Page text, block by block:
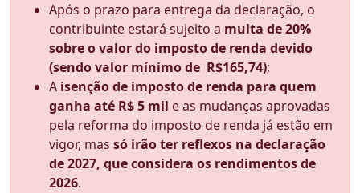
Após o prazo para entrega da declaração, o
contribuinte estará sujeito a multa de 20%
sobre o valor do imposto de renda devido
(sendo valor mínimo de R$165,74);
A isenção de imposto de renda para quem
ganha até R$ 5 mil e as mudanças aprovadas
pela reforma do imposto de renda já estão em
vigor, mas só irão ter reflexos na declaração
de 2027, que considera os rendimentos de
2026.